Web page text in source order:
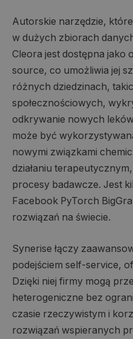
Autorskie narzędzie,
w dużych zbiorach
Cleora jest dostępna jako
source, co umożliwia jej
różnych dziedzinach,
społecznościowych,
odkrywanie nowych
może być
nowymi związkami
działaniu
procesy badawcze. Jest
Facebook PyTorch
rozwiązań na świecie.
Synerise łączy
podejściem self-service,
Dzięki niej firmy mogą
heterogeniczne bez
czasie rzeczywistym i
rozwiązań wspieranych